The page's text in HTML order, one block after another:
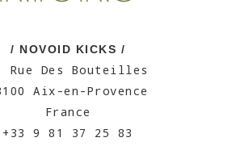
/ NOVOID KICKS /
Rue Des Bouteilles
Aix-en-Provence
France
+33 9 81 37 25 83